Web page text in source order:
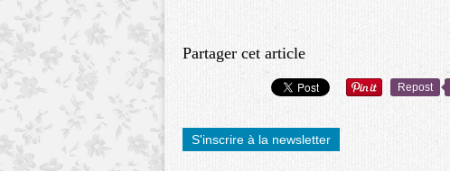
Partager cet article
Repost
S'inscrire à la newsletter